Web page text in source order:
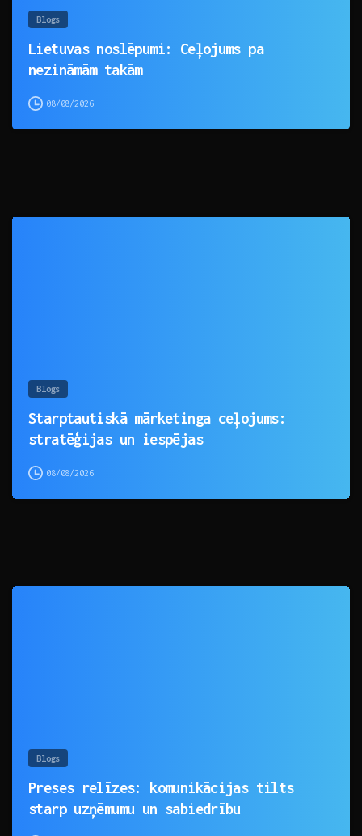
Blogs
Lietuvas noslēpumi: Ceļojums pa
nezināmām takām
08/08/2026
Blogs
Starptautiskā mārketinga ceļojums:
stratēģijas un iespējas
08/08/2026
Blogs
Preses relīzes: komunikācijas tilts
starp uzņēmumu un sabiedrību